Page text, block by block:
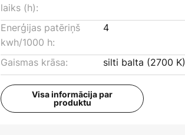
laiks (h):
Enerģijas patēriņš
kwh/1000 h:
4
Gaismas krāsa: silti balta (2700 K)
Visa informācija par
produktu